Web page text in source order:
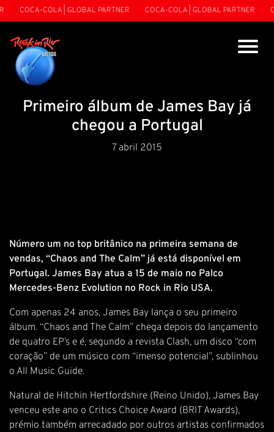
COCA-COLA | GLOBAL PARTNER COCA-COLA | GLOBAL PARTNER
Primeiro álbum de James Bay já
chegou a Portugal
7 abril 2015
Número um no top britânico na primeira semana de
vendas, “Chaos and The Calm” já está disponível em
Portugal. James Bay atua a 15 de maio no Palco
Mercedes-Benz Evolution no Rock in Rio USA.
Com apenas 24 anos, James Bay lança o seu primeiro
álbum. “Chaos and The Calm” chega depois do lançamento
de quatro EP’s e é, segundo a revista Clash, um disco “com
coração” de um músico com “imenso potencial”, sublinhou
o All Music Guide.
Natural de Hitchin Hertfordshire (Reino Unido), James Bay
venceu este ano o Critics Choice Award (BRIT Awards),
prémio também arrecadado por outros artistas confirmados